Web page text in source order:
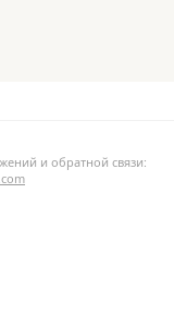
и обратной связи: